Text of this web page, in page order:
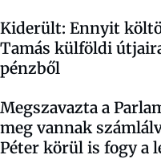
Kiderült: Ennyit
Tamás külföldi
pénzből
Megszavazta a
meg vannak
Péter körül is fogy a